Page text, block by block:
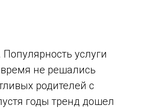
услуги
не решались
родителей с
годы тренд дошел